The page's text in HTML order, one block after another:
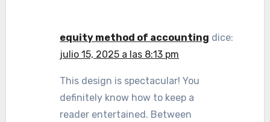
equity method of accounting dice:
julio 15, 2025 a las 8:13 pm
This design is spectacular! You
definitely know how to keep a
reader entertained. Between